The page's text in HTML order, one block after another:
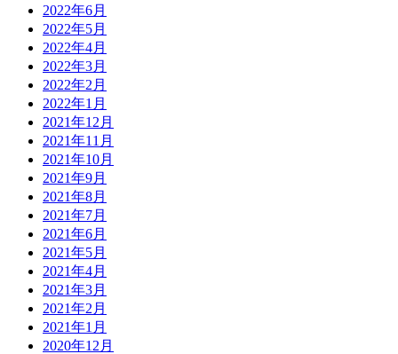
2022年6月
2022年5月
2022年4月
2022年3月
2022年2月
2022年1月
2021年12月
2021年11月
2021年10月
2021年9月
2021年8月
2021年7月
2021年6月
2021年5月
2021年4月
2021年3月
2021年2月
2021年1月
2020年12月